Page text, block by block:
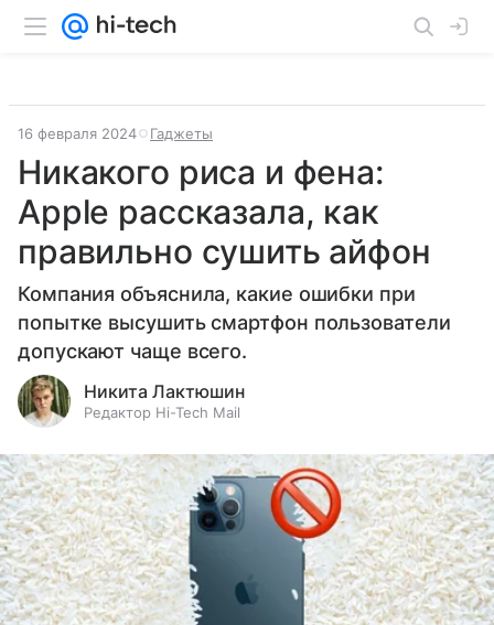
16 февраля 2024 Гаджеты
Никакого риса и фена:
Apple рассказала, как
правильно сушить айфон
Компания объяснила, какие ошибки при
попытке высушить смартфон пользователи
допускают чаще всего.
Никита Лактюшин
Редактор Hi-Tech Mail